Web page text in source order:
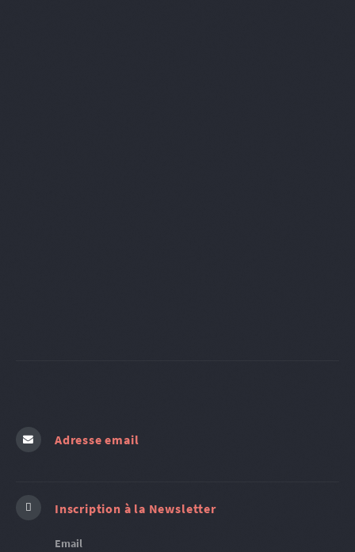
Adresse email
Inscription à la Newsletter
Email